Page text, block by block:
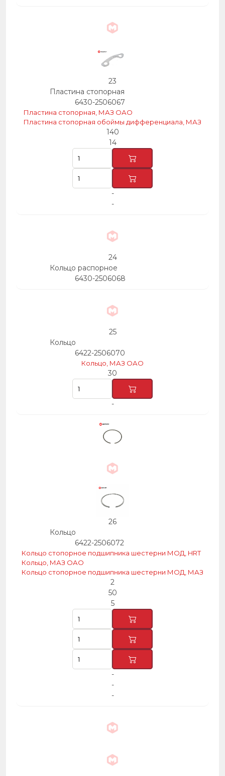
23
Пластина стопорная
6430-2506067
Пластина стопорная, МАЗ ОАО
Пластина стопорная обоймы дифференциала, МАЗ
140
14
-
-
24
Кольцо распорное
6430-2506068
25
Кольцо
6422-2506070
Кольцо, МАЗ ОАО
30
-
26
Кольцо
6422-2506072
Кольцо стопорное подшипника шестерни МОД, HRT
Кольцо, МАЗ ОАО
Кольцо стопорное подшипника шестерни МОД, МАЗ
2
50
5
-
-
-